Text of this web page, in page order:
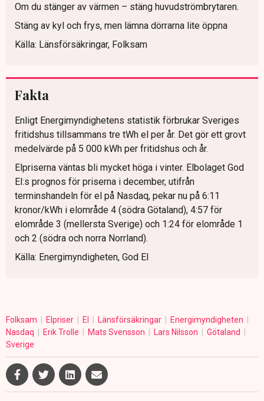
Om du stänger av värmen – stäng huvudströmbrytaren.
Stäng av kyl och frys, men lämna dörrarna lite öppna
Källa: Länsförsäkringar, Folksam
Fakta
Enligt Energimyndighetens statistik förbrukar Sveriges
fritidshus tillsammans tre tWh el per år. Det gör ett grovt
medelvärde på 5 000 kWh per fritidshus och år.
Elpriserna väntas bli mycket höga i vinter. Elbolaget God
El:s prognos för priserna i december, utifrån
terminshandeln för el på Nasdaq, pekar nu på 6:11
kronor/kWh i elområde 4 (södra Götaland), 4:57 för
elområde 3 (mellersta Sverige) och 1:24 för elområde 1
och 2 (södra och norra Norrland).
Källa: Energimyndigheten, God El
Folksam Elpriser El Länsförsäkringar
Energimyndigheten
Nasdaq
Erik Trolle Mats Svensson Lars Nilsson
Götaland
Sverige